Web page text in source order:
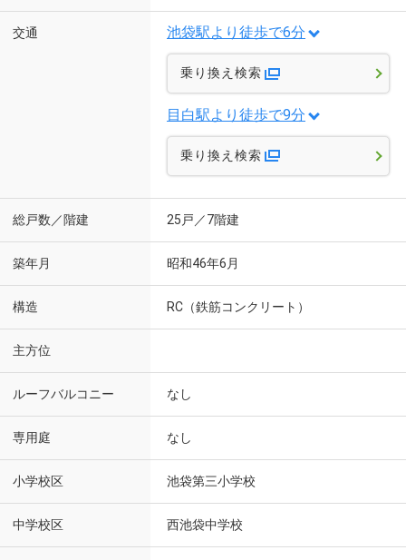
交通 池袋駅より徒歩で6分
乗り換え検索
目白駅より徒歩で9分
乗り換え検索
総戸数／階建 25戸／7階建
築年月 昭和46年6月
構造 RC（鉄筋コンクリート）
主方位
ルーフバルコニー なし
専用庭 なし
小学校区 池袋第三小学校
中学校区 西池袋中学校